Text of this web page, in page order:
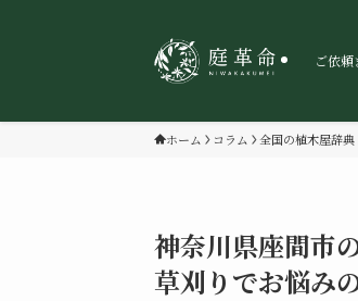
ご依
ホーム コラム 全国の植木屋辞典
神奈川県座間市
草刈りでお悩み